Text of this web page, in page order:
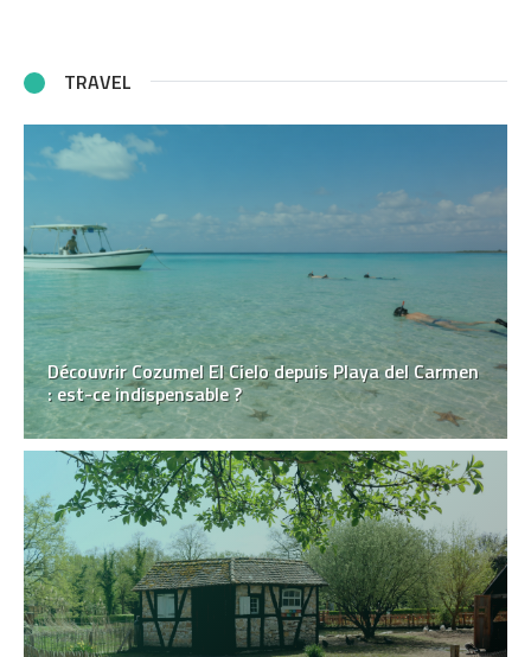
TRAVEL
Découvrir Cozumel El Cielo depuis Playa del Carmen
: est-ce indispensable ?